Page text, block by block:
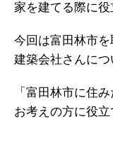
家を建てる際に役
今回は富田林市
建築会社さんにつ
「富田林市に住
お考えの方に役立